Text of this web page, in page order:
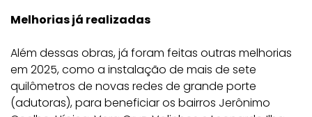
Melhorias já realizadas
Além dessas obras, já foram feitas outras melhorias
em 2025, como a instalação de mais de sete
quilômetros de novas redes de grande porte
(adutoras), para beneficiar os bairros Jerônimo